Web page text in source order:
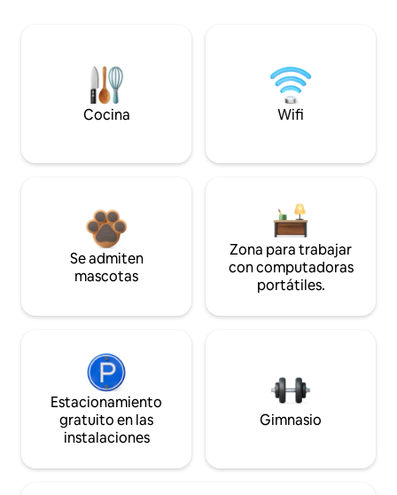
Cocina Wifi
Se admiten
mascotas
Zona para trabajar
con computadoras
portátiles.
Estacionamiento
gratuito en las
instalaciones
Gimnasio